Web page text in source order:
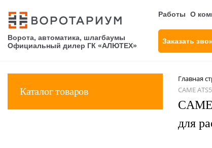
Ворота, автоматика, шлагбаумы
Официальный дилер ГК «АЛЮТЕХ»
Работы О
Заказать
Каталог товаров
Главная
CAME
для